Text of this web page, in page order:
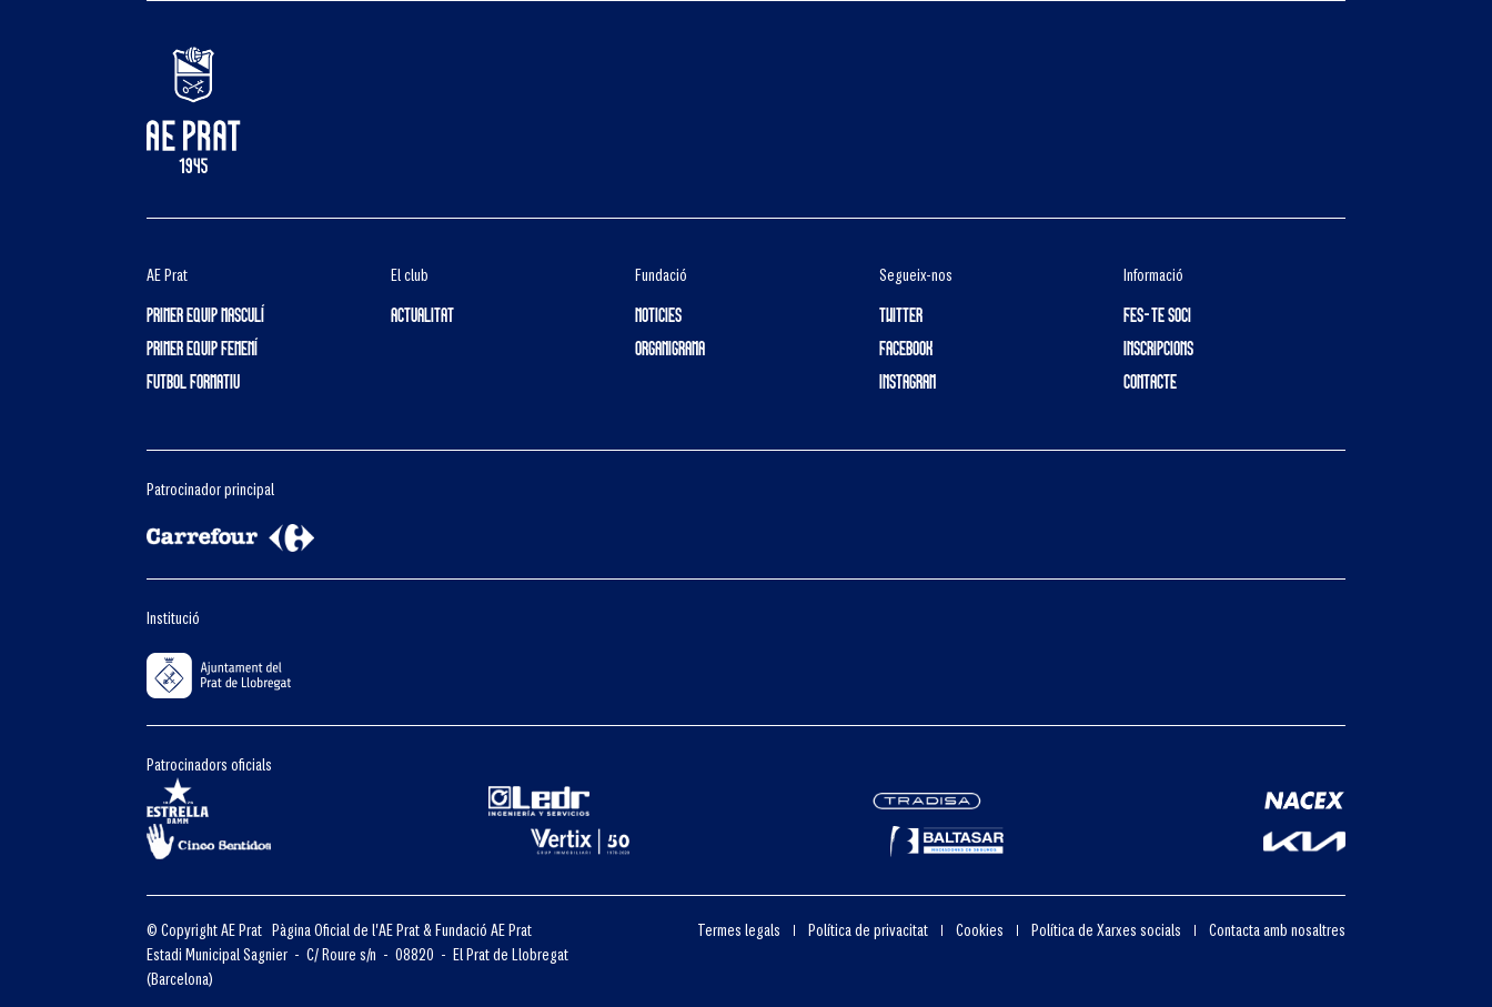
AE Prat
PRIMER EQUIP MASCULÍ
PRIMER EQUIP FEMENÍ
FUTBOL FORMATIU
El club
ACTUALITAT
Fundació
NOTICIES
ORGANIGRAMA
Segueix-nos
TWITTER
FACEBOOK
INSTAGRAM
Informació
FES-TE SOCI
INSCRIPCIONS
CONTACTE
Patrocinador principal
Institució
Patrocinadors oficials
© Copyright AE Prat Pàgina Oficial de l'AE Prat & Fundació AE Prat
Estadi Municipal Sagnier - C/ Roure s/n - 08820 - El Prat de Llobregat
(Barcelona)
Termes legals Política de privacitat Cookies Política de Xarxes socials Contacta amb nosaltres